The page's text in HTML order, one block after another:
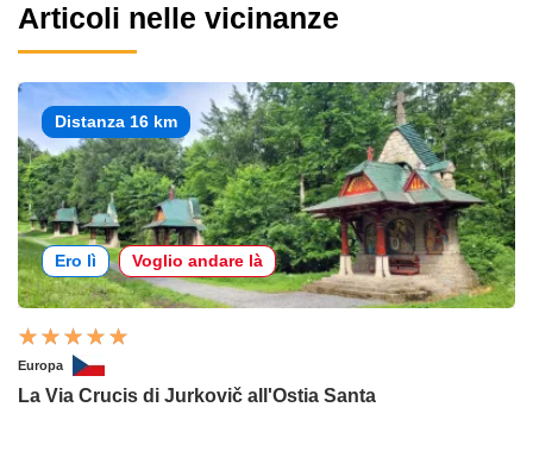
Articoli nelle vicinanze
Distanza 16 km
Ero lì Voglio andare là
Europa
La Via Crucis di Jurkovič all'Ostia Santa